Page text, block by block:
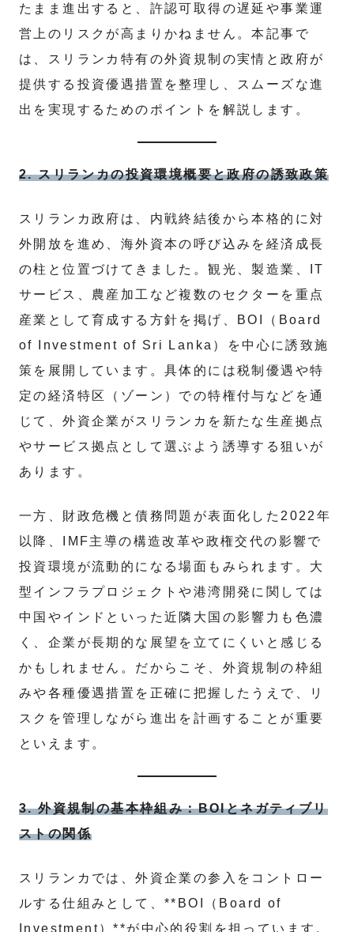
たまま進出すると、許認可取得の遅延や事業運
営上のリスクが高まりかねません。本記事で
は、スリランカ特有の外資規制の実情と政府が
提供する投資優遇措置を整理し、スムーズな進
出を実現するためのポイントを解説します。
2. スリランカの投資環境概要と政府の誘致政策
スリランカ政府は、内戦終結後から本格的に対
外開放を進め、海外資本の呼び込みを経済成長
の柱と位置づけてきました。観光、製造業、IT
サービス、農産加工など複数のセクターを重点
産業として育成する方針を掲げ、BOI（Board
of Investment of Sri Lanka）を中心に誘致施
策を展開しています。具体的には税制優遇や特
定の経済特区（ゾーン）での特権付与などを通
じて、外資企業がスリランカを新たな生産拠点
やサービス拠点として選ぶよう誘導する狙いが
あります。
一方、財政危機と債務問題が表面化した2022年
以降、IMF主導の構造改革や政権交代の影響で
投資環境が流動的になる場面もみられます。大
型インフラプロジェクトや港湾開発に関しては
中国やインドといった近隣大国の影響力も色濃
く、企業が長期的な展望を立てにくいと感じる
かもしれません。だからこそ、外資規制の枠組
みや各種優遇措置を正確に把握したうえで、リ
スクを管理しながら進出を計画することが重要
といえます。
3. 外資規制の基本枠組み：BOIとネガティブリ
ストの関係
スリランカでは、外資企業の参入をコントロー
ルする仕組みとして、**BOI（Board of
Investment）**が中心的役割を担っています。